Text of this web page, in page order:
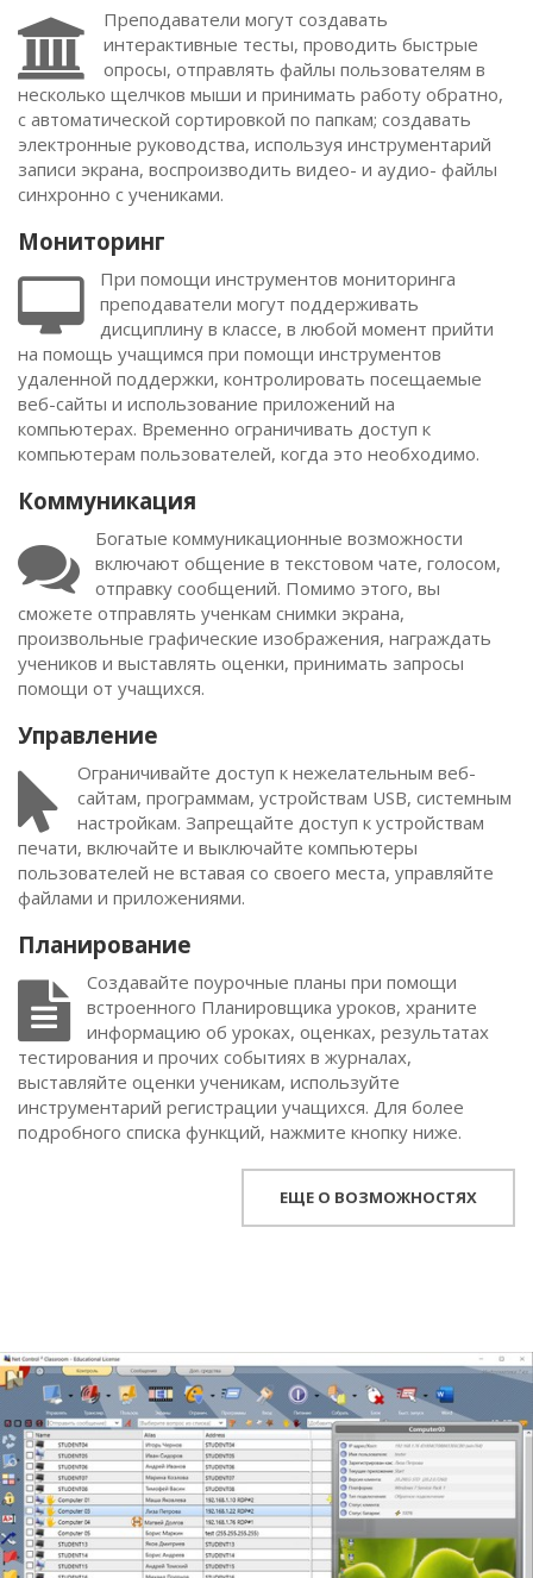
Преподаватели могут создавать
интерактивные тесты, проводить быстрые
опросы, отправлять файлы пользователям в
несколько щелчков мыши и принимать работу обратно,
с автоматической сортировкой по папкам; создавать
электронные руководства, используя инструментарий
записи экрана, воспроизводить видео- и аудио- файлы
синхронно с учениками.
Мониторинг
При помощи инструментов мониторинга
преподаватели могут поддерживать
дисциплину в классе, в любой момент прийти
на помощь учащимся при помощи инструментов
удаленной поддержки, контролировать посещаемые
веб-сайты и использование приложений на
компьютерах. Временно ограничивать доступ к
компьютерам пользователей, когда это необходимо.
Коммуникация
Богатые коммуникационные возможности
включают общение в текстовом чате, голосом,
отправку сообщений. Помимо этого, вы
сможете отправлять ученкам снимки экрана,
произвольные графические изображения, награждать
учеников и выставлять оценки, принимать запросы
помощи от учащихся.
Управление
Ограничивайте доступ к нежелательным веб-
сайтам, программам, устройствам USB, системным
настройкам. Запрещайте доступ к устройствам
печати, включайте и выключайте компьютеры
пользователей не вставая со своего места, управляйте
файлами и приложениями.
Планирование
Создавайте поурочные планы при помощи
встроенного Планировщика уроков, храните
информацию об уроках, оценках, результатах
тестирования и прочих событиях в журналах,
выставляйте оценки ученикам, используйте
инструментарий регистрации учащихся. Для более
подробного списка функций, нажмите кнопку ниже.
ЕЩЕ О ВОЗМОЖНОСТЯХ